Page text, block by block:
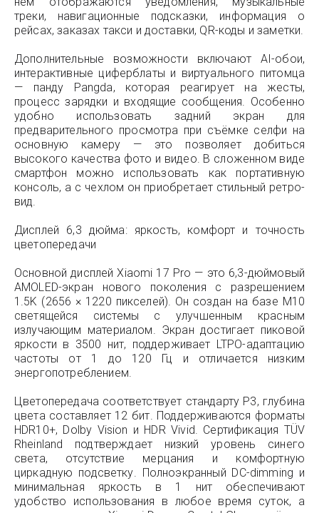
треки, навигационные подсказки, информация о
рейсах, заказах такси и доставки, QR-коды и заметки.
Дополнительные возможности включают AI-обои,
интерактивные циферблаты и виртуального питомца
— панду Pangda, которая реагирует на жесты,
процесс зарядки и входящие сообщения. Особенно
удобно использовать задний экран для
предварительного просмотра при съёмке селфи на
основную камеру — это позволяет добиться
высокого качества фото и видео. В сложенном виде
смартфон можно использовать как портативную
консоль, а с чехлом он приобретает стильный ретро-
вид.
Дисплей 6,3 дюйма: яркость, комфорт и точность
цветопередачи
Основной дисплей Xiaomi 17 Pro — это 6,3-дюймовый
AMOLED-экран нового поколения с разрешением
1.5K (2656 × 1220 пикселей). Он создан на базе M10
светящейся системы с улучшенным красным
излучающим материалом. Экран достигает пиковой
яркости в 3500 нит, поддерживает LTPO-адаптацию
частоты от 1 до 120 Гц и отличается низким
энергопотреблением.
Цветопередача соответствует стандарту P3, глубина
цвета составляет 12 бит. Поддерживаются форматы
HDR10+, Dolby Vision и HDR Vivid. Сертификация TÜV
Rheinland подтверждает низкий уровень синего
света, отсутствие мерцания и комфортную
циркадную подсветку. Полноэкранный DC-dimming и
минимальная яркость в 1 нит обеспечивают
удобство использования в любое время суток, а